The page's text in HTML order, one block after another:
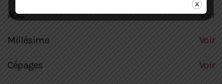
AOC Voir
Millésime Voir
Cépages Voir